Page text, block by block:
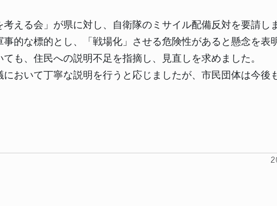
える会」が県に対し、自衛隊のミサイル配備反対を要請し
的な標的とし、「戦場化」させる危険性があると懸念を表
も、住民への説明不足を指摘し、見直しを求めました。
おいて丁寧な説明を行うと応じましたが、市民団体は今後